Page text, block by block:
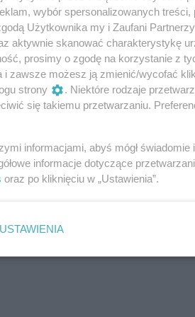
uświadomiły mi, że
Instagrama
normalne, że na co
na wymianę garderoby co
klasycznej, minimalistycznej
na ten sam element
innych. W tamtym momencie
wpisuje się w jakąkolwiek
kapsułową, nie znając
wybór spersonalizowanych
Użytkownika my i Zaufani
aktywnie skanować charakterystykę
prosimy o zgodę na korzystanie z
i zawsze możesz ją zmienić/wycofać
strony
. Niektóre rodzaje
się takiemu przetwarzaniu.
informacjami, abyś mógł
informacje dotyczące
oraz po kliknięciu w „Ustawienia”.
USTAWIENIA